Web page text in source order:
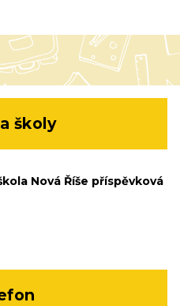
školy
Nová Říše příspěvková